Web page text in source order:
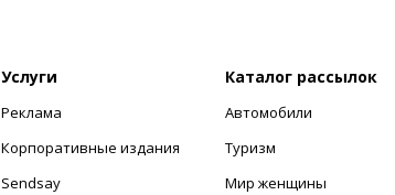
Услуги
Реклама
Корпоративные издания
Sendsay
Каталог рассылок
Автомобили
Туризм
Мир женщины